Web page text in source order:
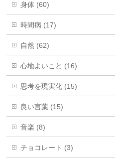
身体 (60)
時間病 (17)
自然 (62)
心地よいこと (16)
思考を現実化 (15)
良い言葉 (15)
音楽 (8)
チョコレート (3)